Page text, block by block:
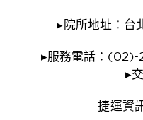
▸院所地址：台
▸服務電話：(02)-
▸
捷運資